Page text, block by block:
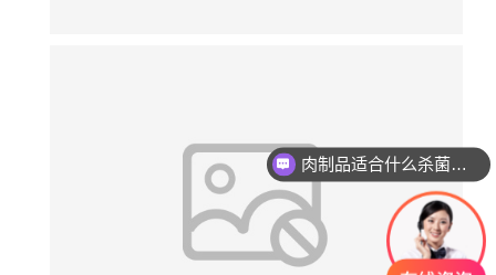
肉制品适合什么杀菌方式?